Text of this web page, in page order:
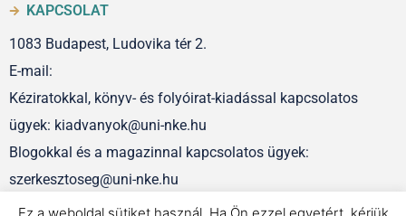
KAPCSOLAT
1083 Budapest, Ludovika tér 2.
E-mail:
Kéziratokkal, könyv- és folyóirat-kiadással kapcsolatos
ügyek: kiadvanyok@uni-nke.hu
Blogokkal és a magazinnal kapcsolatos ügyek:
szerkesztoseg@uni-nke.hu